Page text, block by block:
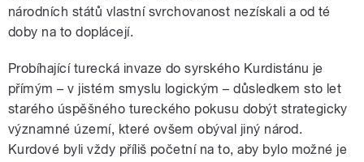
národních států vlastní svrchovanost nezískali a od té
doby na to doplácejí.
Probíhající turecká invaze do syrského Kurdistánu je
přímým – v jistém smyslu logickým – důsledkem sto let
starého úspěšného tureckého pokusu dobýt strategicky
významné území, které ovšem obýval jiný národ.
Kurdové byli vždy příliš početní na to, aby bylo možné je